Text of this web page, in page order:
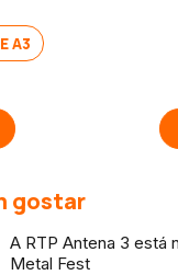
A3
gostar
A RTP Antena 3 está
Metal Fest